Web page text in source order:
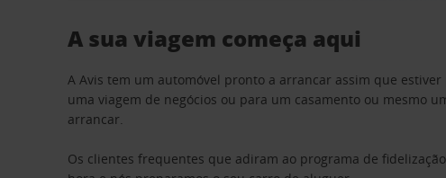
A sua viagem começa aqui
A Avis tem um automóvel pronto a arrancar assim que
uma viagem de negócios ou para um casamento ou mesmo
arrancar.
Os clientes frequentes que adiram ao programa de